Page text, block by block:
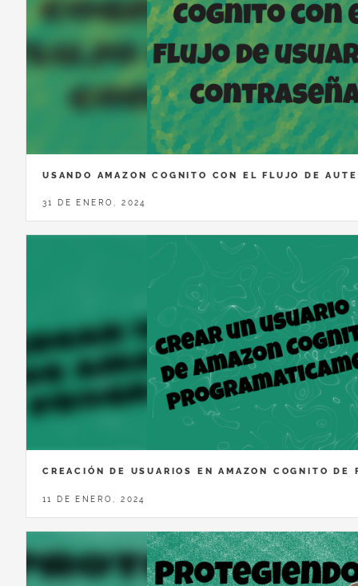
USANDO AMAZON COGNITO CON EL FLUJO DE
31 DE ENERO, 2024
CREACIÓN DE USUARIOS EN AMAZON COGNITO DE
11 DE ENERO, 2024